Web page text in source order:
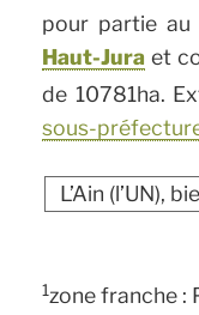
pour partie au
Haut-Jura et
de 10781ha.
sous-
L’Ain (l’UN),
1zone franche